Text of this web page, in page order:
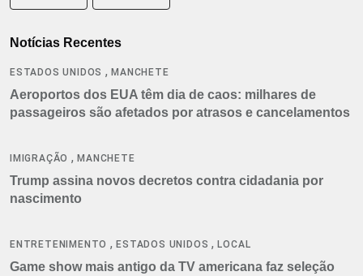
Notícias Recentes
ESTADOS UNIDOS ,MANCHETE
Aeroportos dos EUA têm dia de caos: milhares de
passageiros são afetados por atrasos e cancelamentos
IMIGRAÇÃO ,MANCHETE
Trump assina novos decretos contra cidadania por
nascimento
ENTRETENIMENTO ,ESTADOS UNIDOS ,LOCAL
Game show mais antigo da TV americana faz seleção